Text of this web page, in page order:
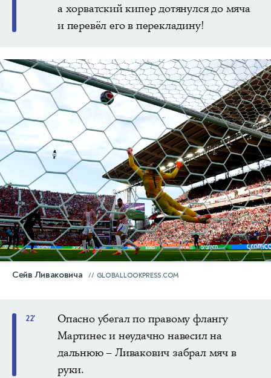
а хорватский кипер дотянулся до мяча
и перевёл его в перекладину!
Сейв Ливаковича GLOBALLOOKPRESS.COM
22'
Опасно убегал по правому флангу
Мартинес и неудачно навесил на
дальнюю – Ливакович забрал мяч в
руки.